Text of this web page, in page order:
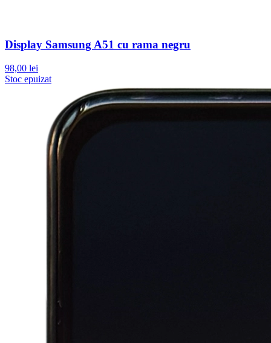
Display Samsung A51 cu rama negru
98,00 lei
Stoc epuizat